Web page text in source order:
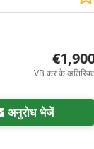
VB कर के
अनुरोध भेजें